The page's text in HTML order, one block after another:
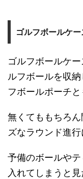
ゴルフボールケー
ゴルフボールケ
ルフボールを収
フボールポーチと
無くてももちろ
ズなラウンド進
予備のボールや
入れてしまうと